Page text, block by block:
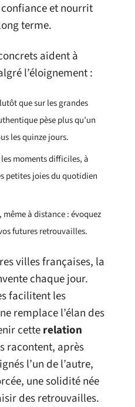
et nourrit
terme.
aident à
l’éloignement :
que sur les grandes
pèse plus qu’un
les quinze jours.
les moments difficiles, à
petites joies du quotidien
à distance : évoquez
futures retrouvailles.
villes françaises, la
chaque jour.
facilitent les
remplace l’élan des
cetterelation
racontent, après
l’un de l’autre,
une solidité née
des retrouvailles.